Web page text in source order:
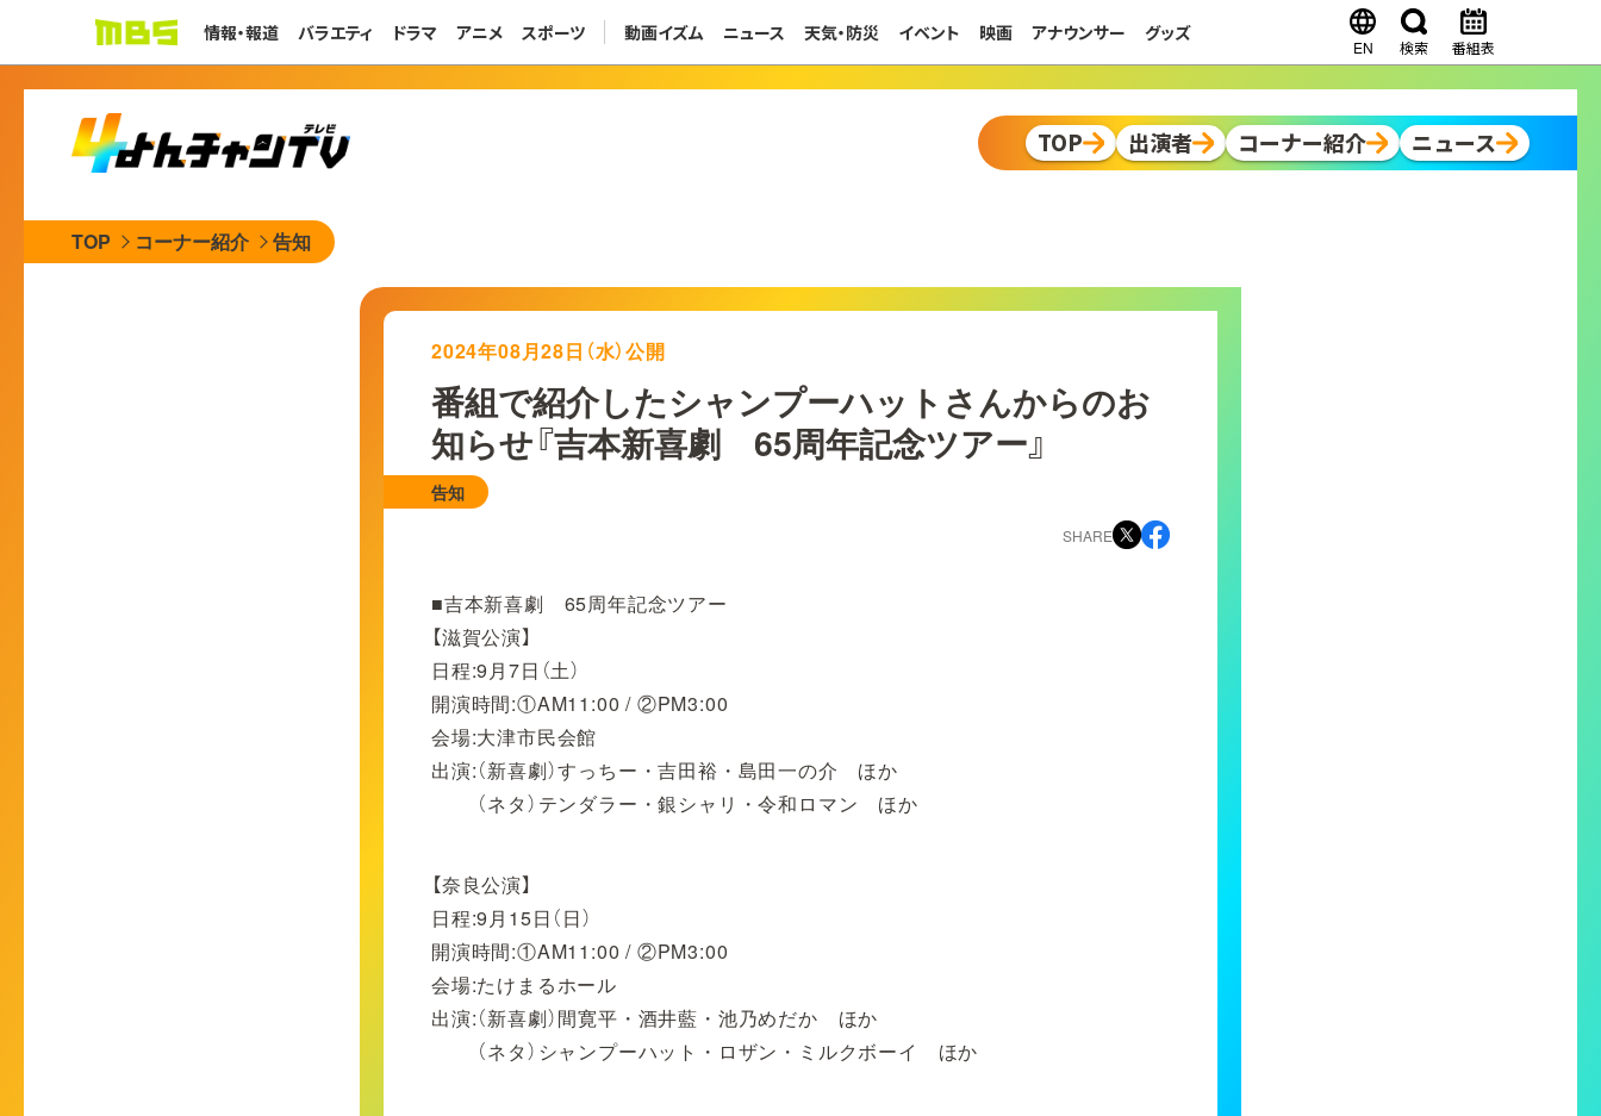
情報・報道 バラエティ ドラマ アニメ スポーツ 動画イズム ニュース 天気・防災 イベント 映画 アナウンサー グッズ
EN 検索 番組表
TOP 出演者 コーナー紹介 ニュース
TOP コーナー紹介 告知
2024年08月28日（水）公開
番組で紹介したシャンプーハットさんからのお
知らせ『吉本新喜劇 65周年記念ツアー』
告知
SHARE
■吉本新喜劇 65周年記念ツアー
【滋賀公演】
日程:9月7日（土）
開演時間:①AM11:00 / ②PM3:00
会場:大津市民会館
出演:（新喜劇）すっちー・吉田裕・島田一の介 ほか
（ネタ）テンダラー・銀シャリ・令和ロマン ほか
【奈良公演】
日程:9月15日（日）
開演時間:①AM11:00 / ②PM3:00
会場:たけまるホール
出演:（新喜劇）間寛平・酒井藍・池乃めだか ほか
（ネタ）シャンプーハット・ロザン・ミルクボーイ ほか